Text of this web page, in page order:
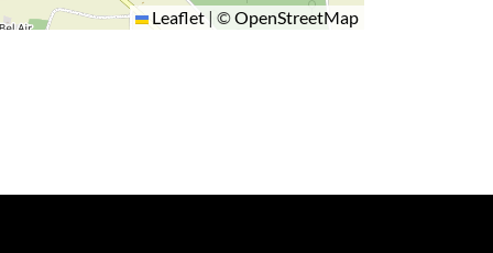
Leaflet | ©OpenStreetMap